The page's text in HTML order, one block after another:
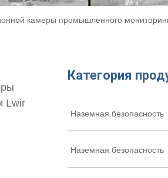
камеры промышленного
Lwir
Категория
Наземная безопасность
Наземная безопасность